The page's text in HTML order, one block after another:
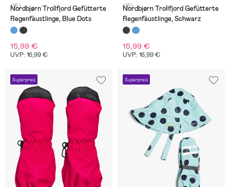
(15)
Nordbjørn Trollfjord Gefütterte
Regenfäustlinge, Blue Dots
15,99 €
UVP: 16,99 €
(15)
Nordbjørn Trollfjord Gefütterte
Regenfäustlinge, Schwarz
15,99 €
UVP: 16,99 €
Superpreis Superpreis